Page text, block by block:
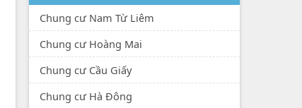
Chung cư Nam Từ Liêm
Chung cư Hoàng Mai
Chung cư Cầu Giấy
Chung cư Hà Đông